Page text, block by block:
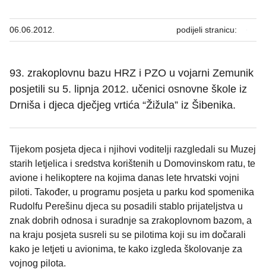
06.06.2012. podijeli stranicu:
93. zrakoplovnu bazu HRZ i PZO u vojarni Zemunik
posjetili su 5. lipnja 2012. učenici osnovne škole iz
Drniša i djeca dječjeg vrtića “Žižula” iz Šibenika.
Tijekom posjeta djeca i njihovi voditelji razgledali su Muzej
starih letjelica i sredstva korištenih u Domovinskom ratu, te
avione i helikoptere na kojima danas lete hrvatski vojni
piloti. Također, u programu posjeta u parku kod spomenika
Rudolfu Perešinu djeca su posadili stablo prijateljstva u
znak dobrih odnosa i suradnje sa zrakoplovnom bazom, a
na kraju posjeta susreli su se pilotima koji su im dočarali
kako je letjeti u avionima, te kako izgleda školovanje za
vojnog pilota.